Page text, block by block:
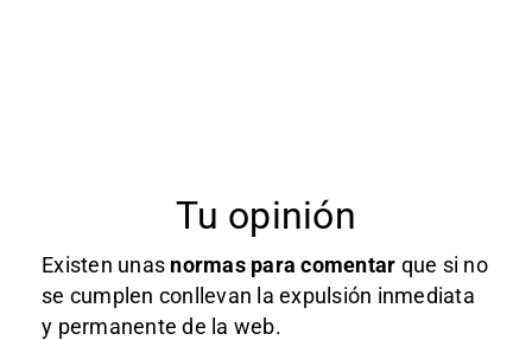
Tu opinión
Existen unas normas para comentar que si no
se cumplen conllevan la expulsión inmediata
y permanente de la web.